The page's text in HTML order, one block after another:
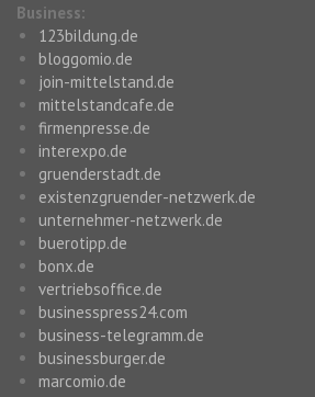
Business:
123bildung.de
bloggomio.de
join-mittelstand.de
mittelstandcafe.de
firmenpresse.de
interexpo.de
gruenderstadt.de
existenzgruender-netzwerk.de
unternehmer-netzwerk.de
buerotipp.de
bonx.de
vertriebsoffice.de
businesspress24.com
business-telegramm.de
businessburger.de
marcomio.de